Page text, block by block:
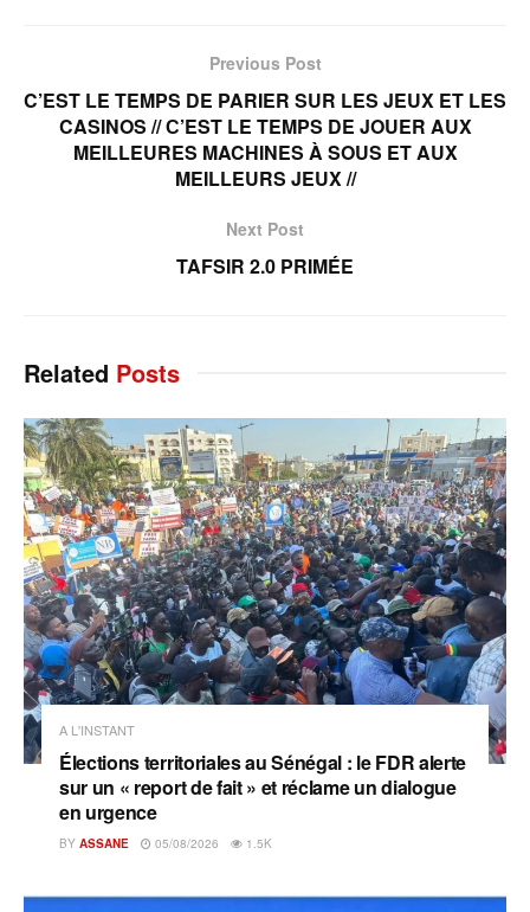
Previous Post
C’EST LE TEMPS DE PARIER SUR LES JEUX ET LES
CASINOS // С’EST LE TEMPS DE JOUER AUX
MEILLEURES MACHINES À SOUS ET AUX
MEILLEURS JEUX //
Next Post
TAFSIR 2.0 PRIMÉE
Related Posts
A L'INSTANT
Élections territoriales au Sénégal : le FDR alerte
sur un « report de fait » et réclame un dialogue
en urgence
BY ASSANE 05/08/2026 1.5K